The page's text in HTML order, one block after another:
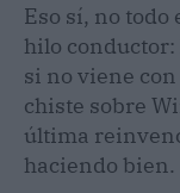
Eso sí, no todo
hilo
si no viene
chiste sobre
última
haciendo bien.